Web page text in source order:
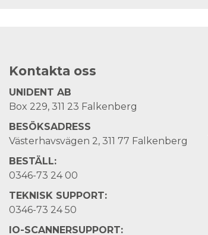
Kontakta oss
UNIDENT AB
Box 229, 311 23 Falkenberg
BESÖKSADRESS
Västerhavsvägen 2, 311 77 Falkenberg
BESTÄLL:
0346-73 24 00
TEKNISK SUPPORT:
0346-73 24 50
IO-SCANNERSUPPORT: